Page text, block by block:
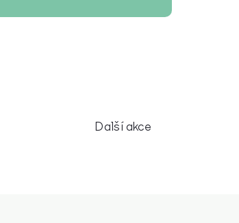
Další akce